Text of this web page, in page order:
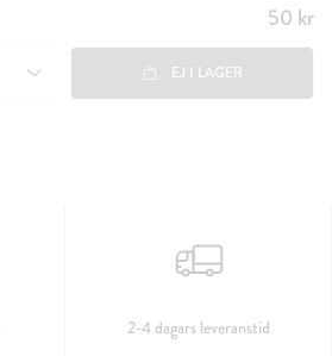
Pris:
50 kr
50 kr
EJ I LAGER
2-4 dagars leveranstid